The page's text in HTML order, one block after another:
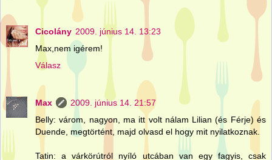
Cicolány 2009. június 14. 13:23
Max,nem igérem!
Válasz
Max
2009. június 14. 21:57
Belly: várom, nagyon, ma itt volt nálam Lilian (és Férje) és
Duende, megtörtént, majd olvasd el hogy mit nyilatkoznak.
Tatin: a várkörútról nyíló utcában van egy fagyis, csak